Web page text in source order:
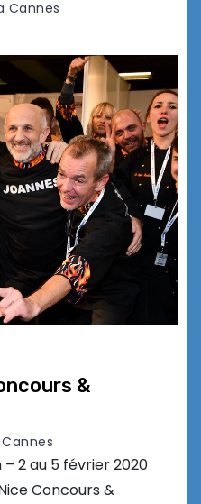
Cannes
&
2 au 5 février 2020
Concours &